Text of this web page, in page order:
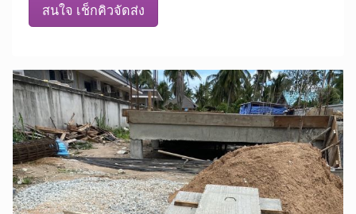
สนใจ เช็กคิวจัดส่ง